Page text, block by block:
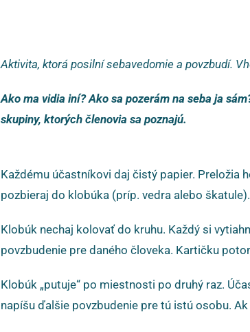
Aktivita, ktorá posilní sebavedomie a povzbudí.
Ako ma vidia iní? Ako sa pozerám na seba ja
skupiny, ktorých členovia sa poznajú.
Každému účastníkovi daj čistý papier. Preložia
pozbieraj do klobúka (príp. vedra alebo škatule).
Klobúk nechaj kolovať do kruhu. Každý si
povzbudenie pre daného človeka. Kartičku
Klobúk „putuje“ po miestnosti po druhý raz.
napíšu ďalšie povzbudenie pre tú istú osobu.